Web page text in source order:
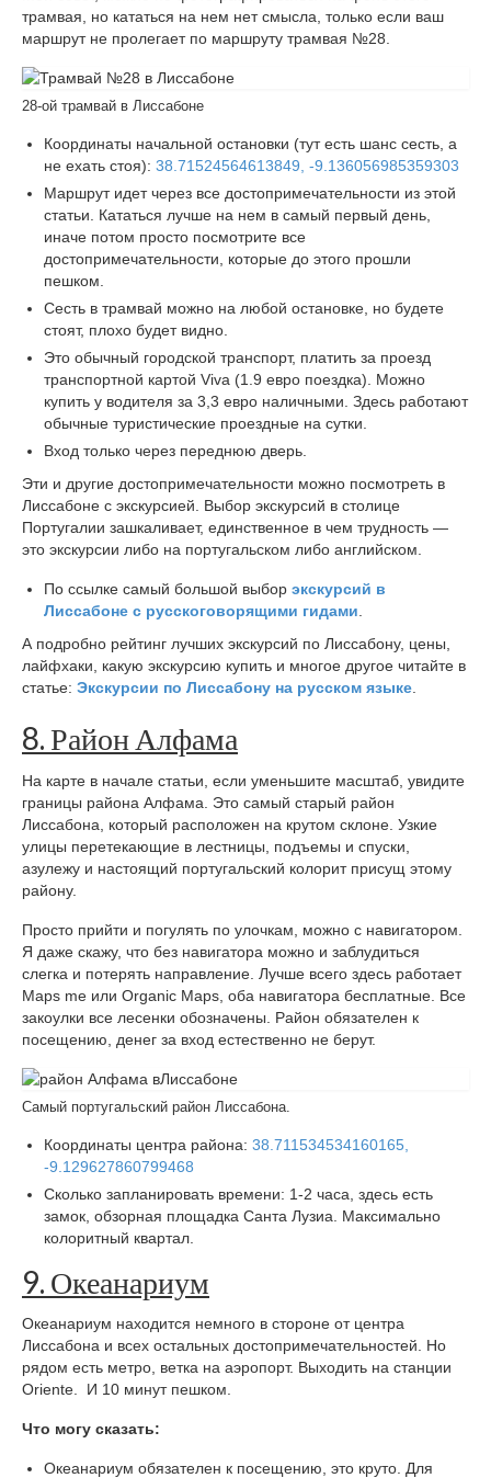
трамвая, но кататься на нем нет смысла, только если ваш
маршрут не пролегает по маршруту трамвая №28.
28-ой трамвай в Лиссабоне
Координаты начальной остановки (тут есть шанс сесть, а
не ехать стоя): 38.71524564613849, -9.136056985359303
Маршрут идет через все достопримечательности из этой
статьи. Кататься лучше на нем в самый первый день,
иначе потом просто посмотрите все
достопримечательности, которые до этого прошли
пешком.
Сесть в трамвай можно на любой остановке, но будете
стоят, плохо будет видно.
Это обычный городской транспорт, платить за проезд
транспортной картой Viva (1.9 евро поездка). Можно
купить у водителя за 3,3 евро наличными. Здесь работают
обычные туристические проездные на сутки.
Вход только через переднюю дверь.
Эти и другие достопримечательности можно посмотреть в
Лиссабоне с экскурсией. Выбор экскурсий в столице
Португалии зашкаливает, единственное в чем трудность —
это экскурсии либо на португальском либо английском.
По ссылке самый большой выбор экскурсий в
Лиссабоне с русскоговорящими гидами.
А подробно рейтинг лучших экскурсий по Лиссабону, цены,
лайфхаки, какую экскурсию купить и многое другое читайте в
статье: Экскурсии по Лиссабону на русском языке.
8. Район Алфама
На карте в начале статьи, если уменьшите масштаб, увидите
границы района Алфама. Это самый старый район
Лиссабона, который расположен на крутом склоне. Узкие
улицы перетекающие в лестницы, подъемы и спуски,
азулежу и настоящий португальский колорит присущ этому
району.
Просто прийти и погулять по улочкам, можно с навигатором.
Я даже скажу, что без навигатора можно и заблудиться
слегка и потерять направление. Лучше всего здесь работает
Maps me или Organic Maps, оба навигатора бесплатные. Все
закоулки все лесенки обозначены. Район обязателен к
посещению, денег за вход естественно не берут.
Самый португальский район Лиссабона.
Координаты центра района: 38.711534534160165,
-9.129627860799468
Сколько запланировать времени: 1-2 часа, здесь есть
замок, обзорная площадка Санта Лузиа. Максимально
колоритный квартал.
9. Океанариум
Океанариум находится немного в стороне от центра
Лиссабона и всех остальных достопримечательностей. Но
рядом есть метро, ветка на аэропорт. Выходить на станции
Oriente. И 10 минут пешком.
Что могу сказать:
Океанариум обязателен к посещению, это круто. Для